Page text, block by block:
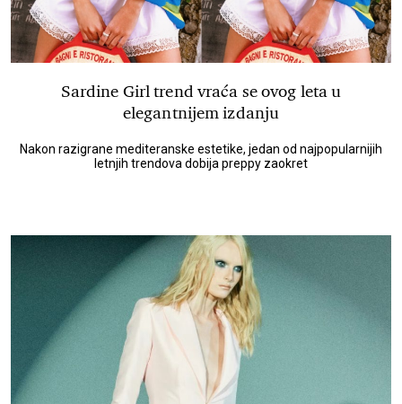
Sardine Girl trend vraća se ovog leta u
elegantnijem izdanju
Nakon razigrane mediteranske estetike, jedan od najpopularnijih
letnjih trendova dobija preppy zaokret